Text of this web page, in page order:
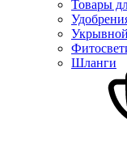
Товары
Шланги